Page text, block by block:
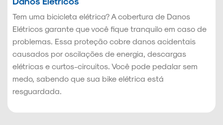
Tem uma bicicleta elétrica? A cobertura de Danos
Elétricos garante que você fique tranquilo em caso de
problemas. Essa proteção cobre danos acidentais
causados por oscilações de energia, descargas
elétricas e curtos-circuitos. Você pode pedalar sem
medo, sabendo que sua bike elétrica está
resguardada.